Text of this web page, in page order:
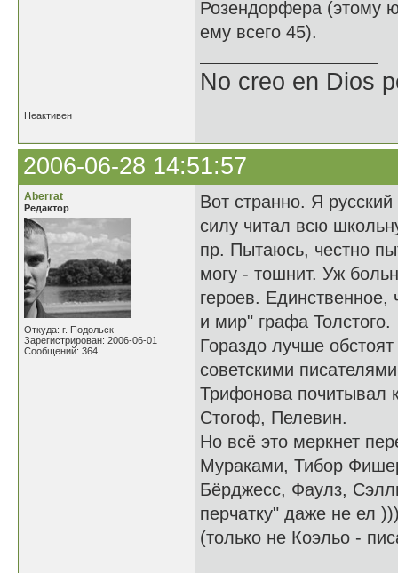
Розендорфера (этому
ему всего 45).
No creo en Dios
Неактивен
2006-06-28 14:51:57
Aberrat
Редактор
Откуда: г. Подольск
Зарегистрирован: 2006-06-01
Сообщений: 364
Вот странно. Я
силу читал всю
пр. Пытаюсь, честно
могу - тошнит. Уж
героев. Единственное,
и мир" графа Толстого.
Гораздо лучше
советскими
Трифонова почитывал
Стогоф, Пелевин.
Но всё это меркнет
Мураками, Тибор
Бёрджесс, Фаулз,
перчатку" даже не ел
(только не Коэльо -